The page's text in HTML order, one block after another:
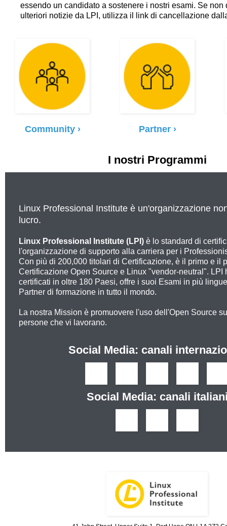
essendo un candidato a sostenere i nostri esami. Se non
ulteriori notizie da LPI, utilizza il link di cancellazione
Community › Partner ›
I nostri Programmi
Linux Professional Institute è un'organizzazione
lucro.
Linux Professional Institute (LPI) è lo standard di
l'organizzazione di supporto alla carriera per i
Con più di 200,000 titolari di Certificazione, è il primo e il
Certificazione Open Source e Linux "vendor-neutral". LPI
certificati in oltre 180 Paesi, offre i suoi Esami in più
Partner di formazione in tutto il mondo.
La nostra Mission è promuovere l'uso dell'Open Source
persone che vi lavorano.
Social Media: canali
Social Media: canali